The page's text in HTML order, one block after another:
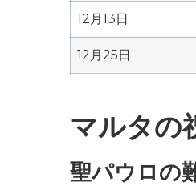
12月13日
12月25日
マルタの
聖パウロの